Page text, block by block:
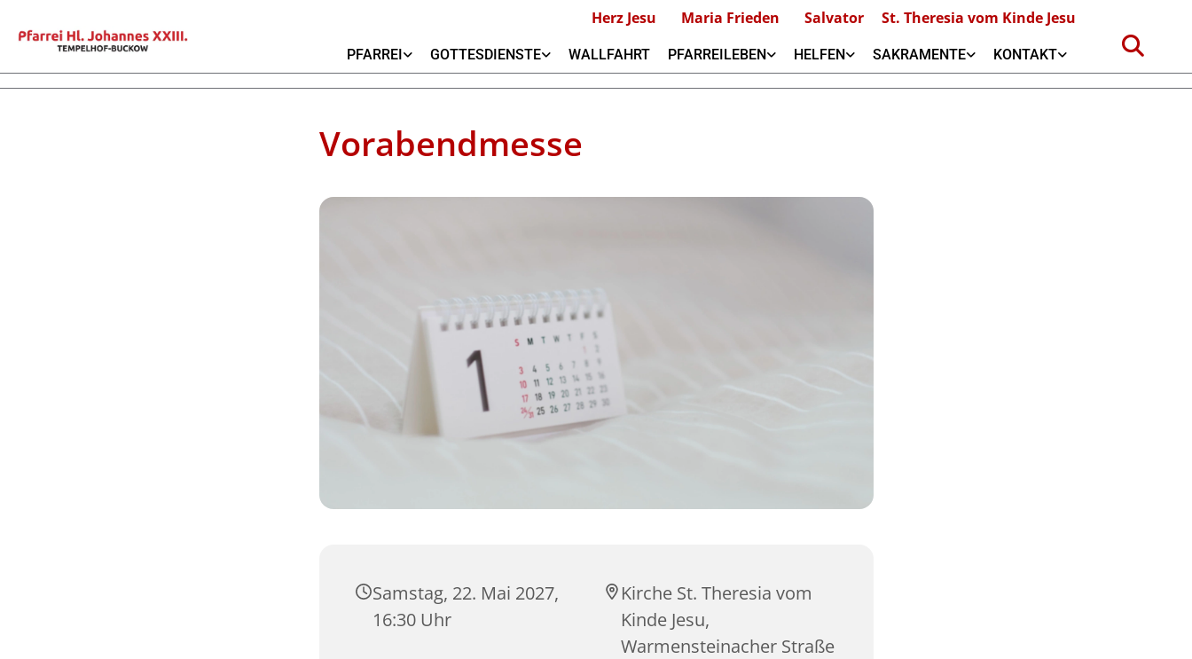
Herz Jesu Maria Frieden Salvator St. Theresia vom Kinde Jesu
PFARREI GOTTESDIENSTE WALLFAHRT PFARREILEBEN HELFEN SAKRAMENTE KONTAKT
Vorabendmesse
Samstag, 22. Mai 2027,
16:30 Uhr
Kirche St. Theresia vom
Kinde Jesu,
Warmensteinacher Straße